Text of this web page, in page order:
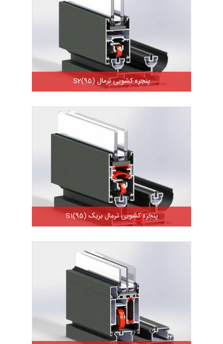
پنجره کشویی نرمال S2(95)
پنجره کشویی ترمال بریک S1(95)